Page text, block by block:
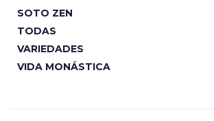
SOTO ZEN
TODAS
VARIEDADES
VIDA MONÁSTICA